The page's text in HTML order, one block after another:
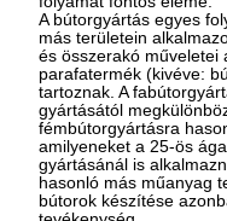
A bútorgyártás egyes
más területein
és összerakó műveletei
parafatermék (kivéve:
tartoznak. A
gyártásától
fémbútorgyártásra
amilyeneket a 25-ös
gyártásánál is
hasonló más műanyag
bútorok készítése